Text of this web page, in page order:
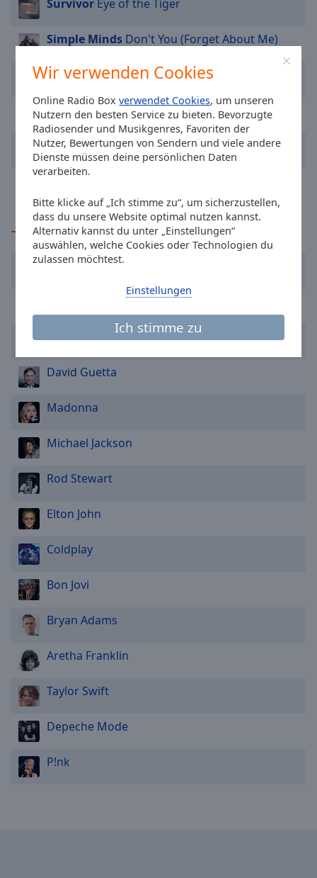
Wir verwenden Cookies
Online Radio Boxverwendet Cookies, um unseren
Nutzern den besten Service zu bieten. Bevorzugte
Radiosender und Musikgenres, Favoriten der
Nutzer, Bewertungen von Sendern und viele andere
Dienste müssen deine persönlichen Daten
verarbeiten.
Bitte klicke auf „Ich stimme zu“, um sicherzustellen,
dass du unsere Website optimal nutzen kannst.
Alternativ kannst du unter „Einstellungen“
auswählen, welche Cookies oder Technologien du
zulassen möchtest.
Ich stimme zu
Einstellungen
cancel
and
close
window.
Opacity
Background
Caption
Color
Opacity
Text
Edge
Font
Family
Reset
Done
Close
Dialog
End
dialog
Survivor Eye of the Tiger
Simple Minds Don't You (Forget About Me)
The PoliceEvery Breath You Take
Michael JacksonBillie Jean
Van HalenJump
TOP-Künstler
Queen
Whitney Houston
Ed Sheeran
David Guetta
Madonna
Michael Jackson
Rod Stewart
Elton John
Coldplay
Bon Jovi
Bryan Adams
Aretha Franklin
Taylor Swift
Depeche Mode
P!nk